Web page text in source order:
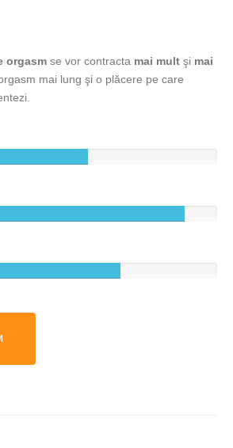
orgasm se vor contracta mai mult şi mai
mai lung şi o plăcere pe care